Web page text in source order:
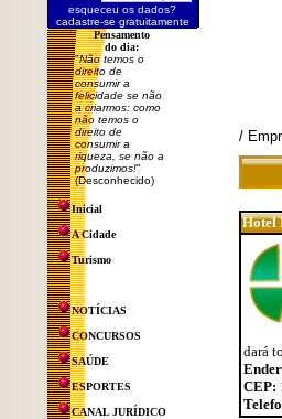
esqueceu os dados?
cadastre-se gratuitamente
Pensamento
do dia:
"Não temos o
direito de
consumir a
felicidade se não
a criarmos: como
não temos o
direito de
consumir a
riqueza, se não a
produzimos!"
(Desconhecido)
Inicial
A Cidade
Turismo
NOTÍCIAS
CONCURSOS
SAÚDE
ESPORTES
CANAL JURÍDICO
/
Hotel
dará
CEP: